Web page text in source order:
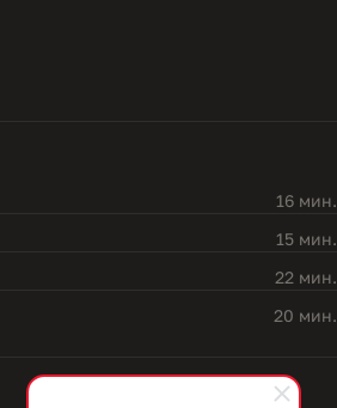
16 мин.
15 мин.
22 мин.
20 мин.